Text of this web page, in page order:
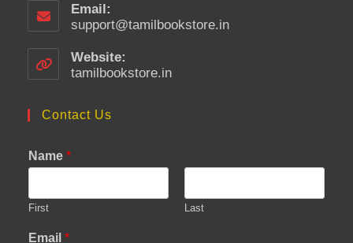
Email:
support@tamilbookstore.inOpens
Website:
tamilbookstore.in
Contact Us
Name *
First Last
Email *